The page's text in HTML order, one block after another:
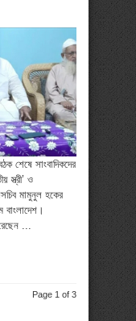
শেষে সাংবাদিকদের
স্ত্রী’ ও
মামুনুল হকের
...
Page 1 of 3